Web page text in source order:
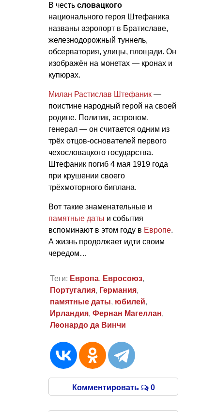
В честь словацкого
национального героя Штефаника
названы аэропорт в Братиславе,
железнодорожный туннель,
обсерватория, улицы, площади. Он
изображён на монетах — кронах и
купюрах.
Милан Растислав Штефаник —
поистине народный герой на своей
родине. Политик, астроном,
генерал — он считается одним из
трёх отцов-основателей первого
чехословацкого государства.
Штефаник погиб 4 мая 1919 года
при крушении своего
трёхмоторного биплана.
Вот такие знаменательные и
памятные даты и события
вспоминают в этом году в Европе.
А жизнь продолжает идти своим
чередом…
Теги: Европа, Евросоюз,
Португалия, Германия,
памятные даты, юбилей,
Ирландия, Фернан Магеллан,
Леонардо да Винчи
Комментировать 0